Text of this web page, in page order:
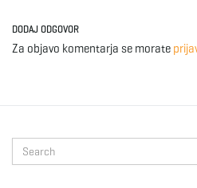
DODAJ ODGOVOR
Za objavo komentarja se morate
e